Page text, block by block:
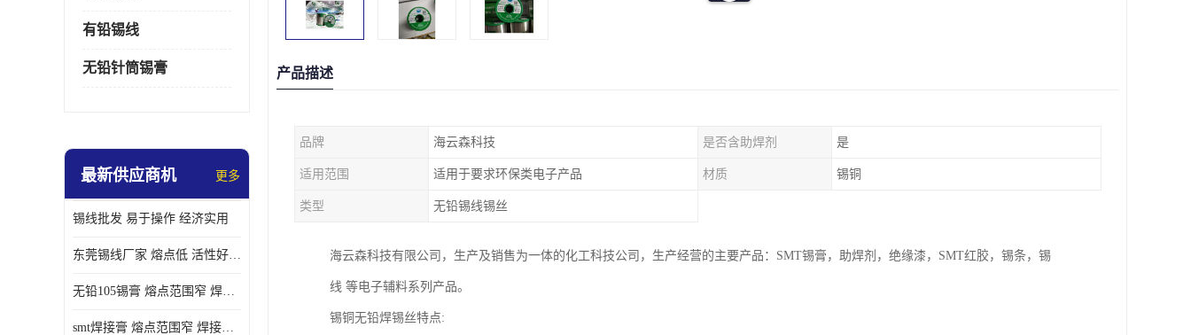
有铅锡线
无铅针筒锡膏
最新供应商机 更多
锡线批发 易于操作 经济实用
东莞锡线厂家 熔点低 活性好 提高产品质量
无铅105锡膏 熔点范围窄 焊点强度高 电气性能稳定
smt焊接膏 熔点范围窄 焊接温度低 使用寿命较长
产品描述
品牌 海云森科技 是否含助焊剂 是
适用范围 适用于要求环保类电子产品 材质 锡铜
类型 无铅锡线锡丝
海云森科技有限公司，生产及销售为一体的化工科技公司，生产经营的主要产品：SMT锡膏，助焊剂，绝缘漆，SMT红胶，锡条，锡
线 等电子辅料系列产品。
锡铜无铅焊锡丝特点: